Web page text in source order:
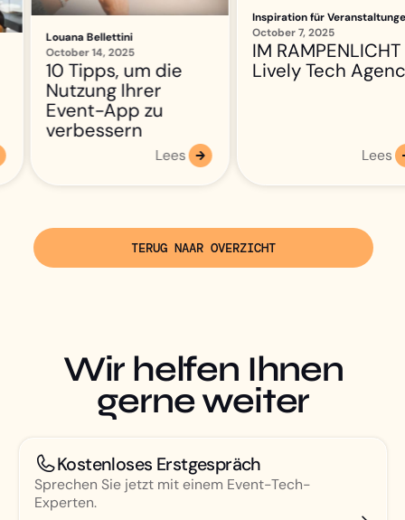
Louana Bellettini
October 14, 2025
10 Tipps, um die
Nutzung Ihrer
Event-App zu
verbessern
Inspiration für Veranstaltungen
October 7, 2025
IM RAMPENLICHT |
Lively Tech Agency
TERUG NAAR OVERZICHT
Wir helfen Ihnen
gerne weiter
Kostenloses Erstgespräch
Sprechen Sie jetzt mit einem Event-Tech-
Experten.